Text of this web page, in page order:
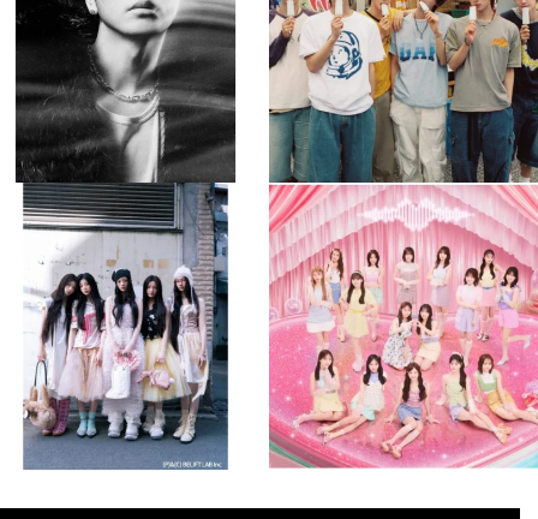
90 0 5 0
musicjapantv
💡8月特番放送決定！
8月 4
1 0
musicjapantv
💡8月特番放送決定！
...
8月 4
1 0